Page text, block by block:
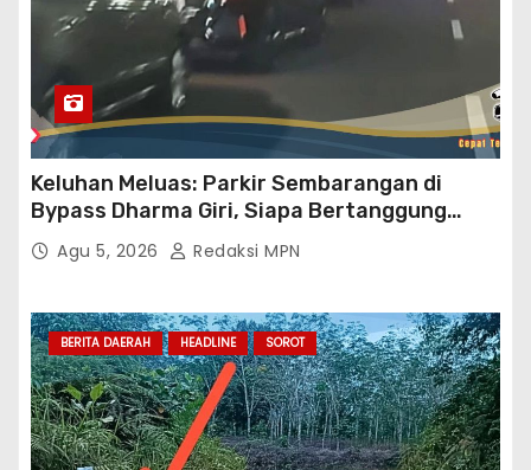
Keluhan Meluas: Parkir Sembarangan di
Bypass Dharma Giri, Siapa Bertanggung
Jawab?
Agu 5, 2026 Redaksi MPN
BERITA DAERAH HEADLINE SOROT